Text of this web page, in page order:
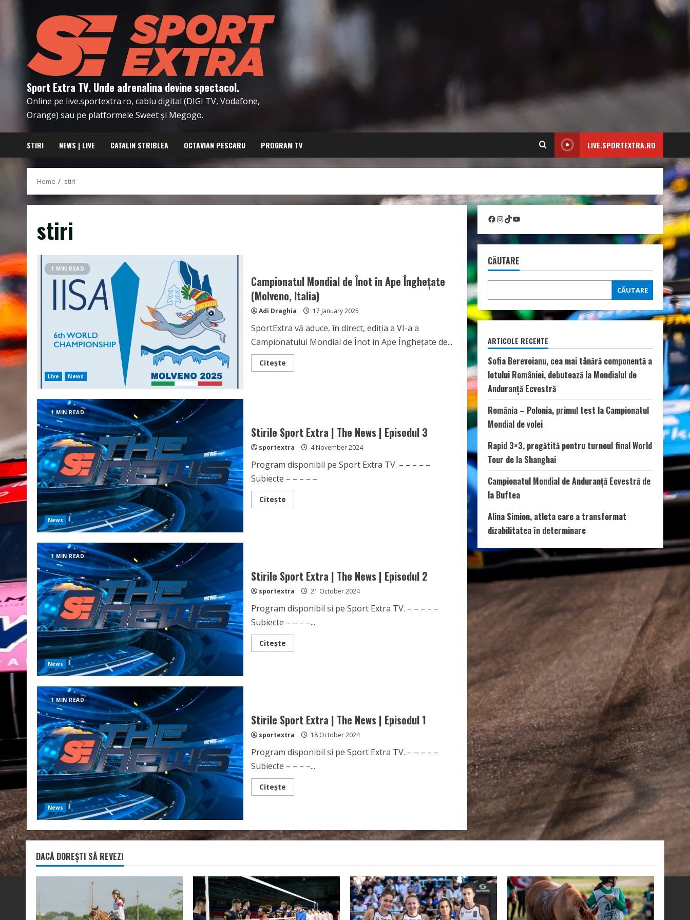
Sport Extra TV. Unde adrenalina devine spectacol.
Online pe live.sportextra.ro, cablu digital (DIGI TV, Vodafone,
Orange) sau pe platformele Sweet și Megogo.
STIRI NEWS | LIVE CATALIN STRIBLEA OCTAVIAN PESCARU PROGRAM TV LIVE.SPORTEXTRA.RO
Home stiri
stiri
1 MIN READ
Live News
Campionatul Mondial de Înot în Ape Înghețate
(Molveno, Italia)
Adi Draghia 17 January 2025
SportExtra vă aduce, în direct, ediția a VI-a a
Campionatului Mondial de Înot in Ape Înghețate de...
CiteșteRead
more
Înghețate
(Molveno,
Italia)
1 MIN READ
News
Stirile Sport Extra | The News | Episodul 3
sportextra 4 November 2024
Program disponibil pe Sport Extra TV. – – – – –
Subiecte – – – – –
CiteșteRead
more
Episodul
3
1 MIN READ
News
Stirile Sport Extra | The News | Episodul 2
sportextra 21 October 2024
Program disponibil si pe Sport Extra TV. – – – – –
Subiecte – – – –...
CiteșteRead
more
Episodul
2
1 MIN READ
News
Stirile Sport Extra | The News | Episodul 1
sportextra 18 October 2024
Program disponibil si pe Sport Extra TV. – – – – –
Subiecte – – – –...
CiteșteRead
more
|
The
News
1
Facebook
Instagram
TikTokYouTube
CĂUTARE
CĂUTARE
ARTICOLE RECENTE
Sofia Berevoianu, cea mai tânără componentă a
lotului României, debutează la Mondialul de
Anduranță Ecvestră
România – Polonia, primul test la Campionatul
Mondial de volei
Rapid 3×3, pregătită pentru turneul final World
Tour de la Shanghai
Campionatul Mondial de Anduranță Ecvestră de
la Buftea
Alina Simion, atleta care a transformat
dizabilitatea în determinare
DACĂ DOREȘTI SĂ REVEZI